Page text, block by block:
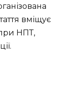
вміщує
НПТ,